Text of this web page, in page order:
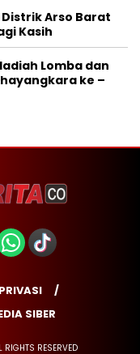
Arso Barat
Kasih
Lomba dan
ke –
SIBER
RESERVED